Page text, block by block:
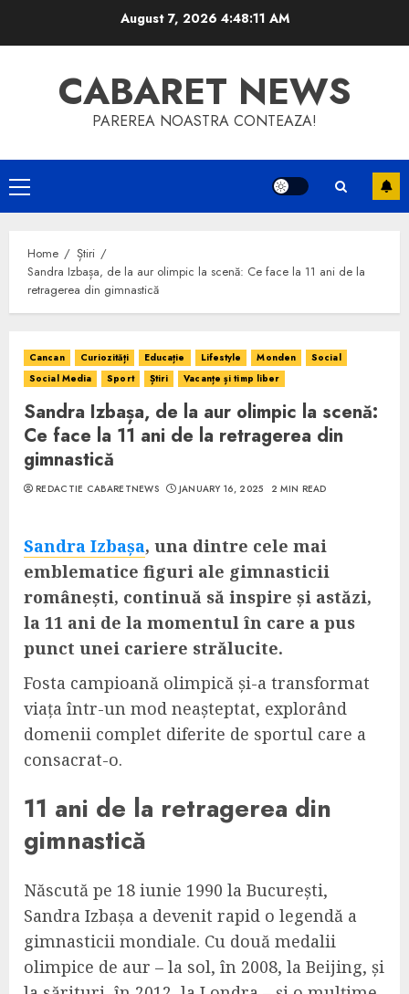
August 7, 2026 4:48:11 AM
CABARET NEWS
PAREREA NOASTRA CONTEAZA!
Primary
Menu
Home
Știri
Sandra Izbașa, de la aur olimpic la scenă: Ce face la 11 ani de la
retragerea din gimnastică
Cancan Curiozități Educație Lifestyle Monden
Social
Social Media
Sport Știri Vacanțe și timp liber
Sandra Izbașa, de la aur olimpic la scenă:
Ce face la 11 ani de la retragerea din
gimnastică
REDACTIE CABARETNEWS JANUARY 16, 2025 2 MIN READ
Sandra Izbașa, una dintre cele mai
emblematice figuri ale gimnasticii
românești, continuă să inspire și astăzi,
la 11 ani de la momentul în care a pus
punct unei cariere strălucite.
Fosta campioană olimpică și-a transformat
viața într-un mod neașteptat, explorând
domenii complet diferite de sportul care a
consacrat-o.
11 ani de la retragerea din
gimnastică
Născută pe 18 iunie 1990 la București,
Sandra Izbașa a devenit rapid o legendă a
gimnasticii mondiale. Cu două medalii
olimpice de aur – la sol, în 2008, la Beijing, și